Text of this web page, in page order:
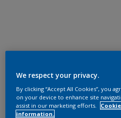
We respect your privacy.
By clicking “Accept All Cookies”, you
on your device to enhance site
assist in our marketing efforts.
information.